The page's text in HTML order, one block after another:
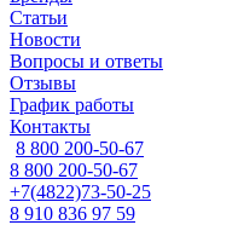
Статьи
Новости
Вопросы и ответы
Отзывы
График работы
Контакты
8 800 200-50-67
8 800 200-50-67
+7(4822)73-50-25
8 910 836 97 59